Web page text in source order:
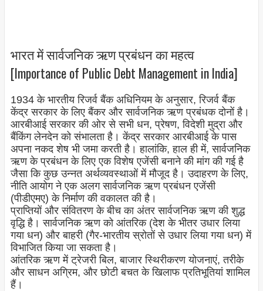
भारत में सार्वजनिक ऋण प्रबंधन का महत्व
[Importance of Public Debt Management in India]
1934 के भारतीय रिजर्व बैंक अधिनियम के अनुसार, रिजर्व बैंक
केंद्र सरकार के लिए बैंकर और सार्वजनिक ऋण प्रबंधक दोनों है।
आरबीआई सरकार की ओर से सभी धन, प्रेषण, विदेशी मुद्रा और
बैंकिंग लेनदेन को संभालता है। केंद्र सरकार आरबीआई के पास
अपना नकद शेष भी जमा करती है। हालांकि, हाल ही में, सार्वजनिक
ऋण के प्रबंधन के लिए एक विशेष एजेंसी बनाने की मांग की गई है
जैसा कि कुछ उन्नत अर्थव्यवस्थाओं में मौजूद है। उदाहरण के लिए,
नीति आयोग ने एक अलग सार्वजनिक ऋण प्रबंधन एजेंसी
(पीडीएमए) के निर्माण की वकालत की है।
प्राप्तियों और संवितरण के बीच का अंतर सार्वजनिक ऋण की शुद्ध
वृद्धि है। सार्वजनिक ऋण को आंतरिक (देश के भीतर उधार लिया
गया धन) और बाहरी (गैर-भारतीय स्रोतों से उधार लिया गया धन) में
विभाजित किया जा सकता है।
आंतरिक ऋण में ट्रेजरी बिल, बाजार स्थिरीकरण योजनाएं, तरीके
और साधन अग्रिम, और छोटी बचत के खिलाफ प्रतिभूतियां शामिल
हैं।